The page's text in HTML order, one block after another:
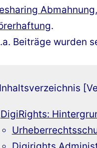
Abmahnung
.
Beiträge wurden
Inhaltsverzeichnis
DigiRights: